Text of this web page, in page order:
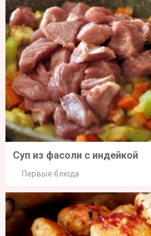
Суп из фасоли с индейкой
Первые блюда